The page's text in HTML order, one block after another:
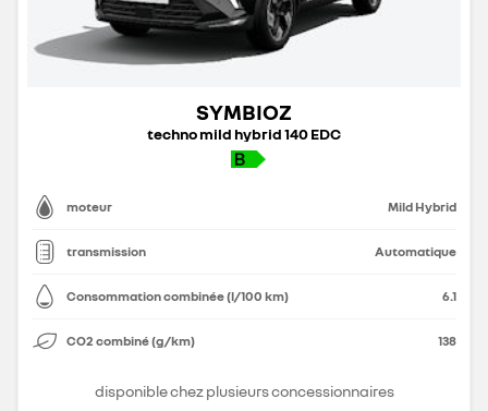
SYMBIOZ
techno mild hybrid 140 EDC
moteur Mild Hybrid
transmission Automatique
Consommation combinée (l/100 km) 6.1
CO2 combiné (g/km) 138
disponible chez plusieurs concessionnaires